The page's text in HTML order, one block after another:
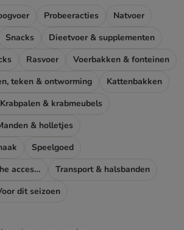
Probeeracties
Natvoer
Snacks
Dieetvoer & supplementen
Rasvoer
Voerbakken & fonteinen
teken & ontworming
Kattenbakken
Krabpalen & krabmeubels
& holletjes
Speelgoed
Camera’s & technische accessoires
Transport & halsbanden
dit seizoen